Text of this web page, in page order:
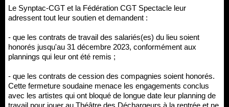
Le Synptac-CGT et la Fédération CGT Spectacle leur
adressent tout leur soutien et demandent :
- que les contrats de travail des salariés(es) du lieu soient
honorés jusqu'au 31 décembre 2023, conformément aux
plannings qui leur ont été remis ;
- que les contrats de cession des compagnies soient honorés.
Cette fermeture soudaine menace les engagements conclus
avec les artistes qui ont bloqué de longue date leur planning de
travail pour jouer au Théâtre des Déchargeurs à la rentrée et ne